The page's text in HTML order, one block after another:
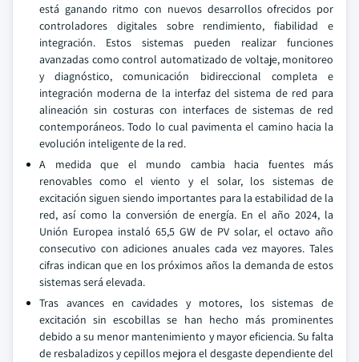
está ganando ritmo con nuevos desarrollos ofrecidos por
controladores digitales sobre rendimiento, fiabilidad e
integración. Estos sistemas pueden realizar funciones
avanzadas como control automatizado de voltaje, monitoreo
y diagnóstico, comunicación bidireccional completa e
integración moderna de la interfaz del sistema de red para
alineación sin costuras con interfaces de sistemas de red
contemporáneos. Todo lo cual pavimenta el camino hacia la
evolución inteligente de la red.
A medida que el mundo cambia hacia fuentes más
renovables como el viento y el solar, los sistemas de
excitación siguen siendo importantes para la estabilidad de la
red, así como la conversión de energía. En el año 2024, la
Unión Europea instaló 65,5 GW de PV solar, el octavo año
consecutivo con adiciones anuales cada vez mayores. Tales
cifras indican que en los próximos años la demanda de estos
sistemas será elevada.
Tras avances en cavidades y motores, los sistemas de
excitación sin escobillas se han hecho más prominentes
debido a su menor mantenimiento y mayor eficiencia. Su falta
de resbaladizos y cepillos mejora el desgaste dependiente del